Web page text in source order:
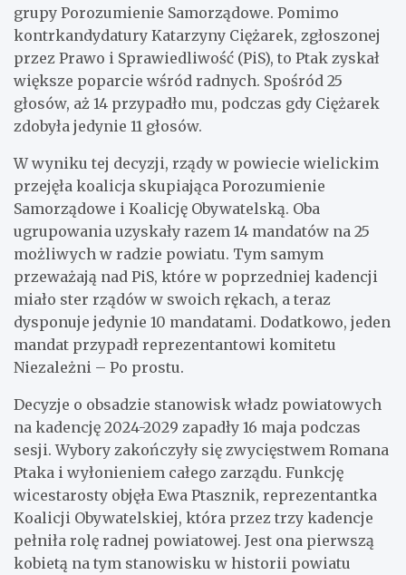
grupy Porozumienie Samorządowe. Pomimo
kontrkandydatury Katarzyny Ciężarek, zgłoszonej
przez Prawo i Sprawiedliwość (PiS), to Ptak zyskał
większe poparcie wśród radnych. Spośród 25
głosów, aż 14 przypadło mu, podczas gdy Ciężarek
zdobyła jedynie 11 głosów.
W wyniku tej decyzji, rządy w powiecie wielickim
przejęła koalicja skupiająca Porozumienie
Samorządowe i Koalicję Obywatelską. Oba
ugrupowania uzyskały razem 14 mandatów na 25
możliwych w radzie powiatu. Tym samym
przeważają nad PiS, które w poprzedniej kadencji
miało ster rządów w swoich rękach, a teraz
dysponuje jedynie 10 mandatami. Dodatkowo, jeden
mandat przypadł reprezentantowi komitetu
Niezależni – Po prostu.
Decyzje o obsadzie stanowisk władz powiatowych
na kadencję 2024-2029 zapadły 16 maja podczas
sesji. Wybory zakończyły się zwycięstwem Romana
Ptaka i wyłonieniem całego zarządu. Funkcję
wicestarosty objęła Ewa Ptasznik, reprezentantka
Koalicji Obywatelskiej, która przez trzy kadencje
pełniła rolę radnej powiatowej. Jest ona pierwszą
kobietą na tym stanowisku w historii powiatu